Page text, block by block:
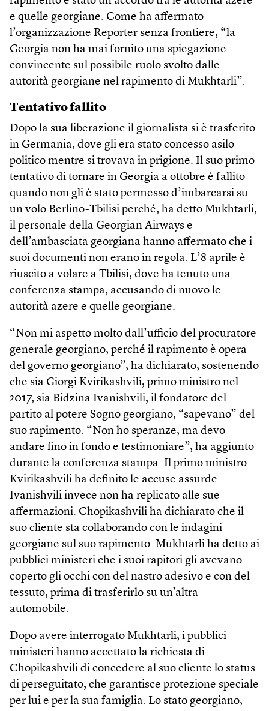
e quelle georgiane. Come ha affermato
l’organizzazione Reporter senza frontiere, “la
Georgia non ha mai fornito una spiegazione
convincente sul possibile ruolo svolto dalle
autorità georgiane­ nel rapimento di Mukhtarli”.
Tentativo fallito
Dopo la sua liberazione il giornalista si è trasferito
in Germania, dove gli era stato concesso asilo
politico mentre si trovava in prigione. Il suo primo
tentativo di tornare in Georgia a ottobre è fallito
quando non gli è stato permesso d’imbarcarsi su
un volo Berlino-Tbilisi perché, ha detto Mukhtarli,
il personale della Georgian Air­ways e
dell’ambasciata georgiana hanno affermato che i
suoi documenti non erano in regola. L’8 aprile è
riuscito a volare a Tbilisi, dove ha tenuto una
conferenza stampa, accusando di nuovo le
autorità azere e quelle georgiane.
“Non mi aspetto molto dall’ufficio del procuratore
generale georgiano, perché il rapimento è opera
del governo georgiano”, ha dichiarato, sostenendo
che sia Giorgi Kvirikashvili, primo ministro nel
2017, sia Bidzina Ivanishvili, il fondatore del
partito al potere Sogno georgiano, “sapevano” del
suo rapimento. “Non ho speranze, ma devo
andare fino in fondo e testimoniare”, ha aggiunto
durante la conferenza stampa. Il primo ministro
Kvirikashvili ha definito le accuse assurde.
Ivanishvili invece non ha replicato alle sue
affermazioni. Chopikashvili ha dichiarato che il
suo cliente sta collaborando con le indagini
georgiane sul suo rapimento. Mukhtarli ha detto ai
pubblici ministeri che i suoi rapitori gli avevano
coperto gli occhi con del nastro adesivo e con del
tessuto, prima di trasferirlo su un’altra
automobile.
Dopo avere interrogato Mukhtarli, i pubblici
ministeri hanno accettato la richiesta di
Chopikashvili di concedere al suo cliente lo status
di perseguitato, che garantisce protezione speciale
per lui e per la sua famiglia. Lo stato georgiano,